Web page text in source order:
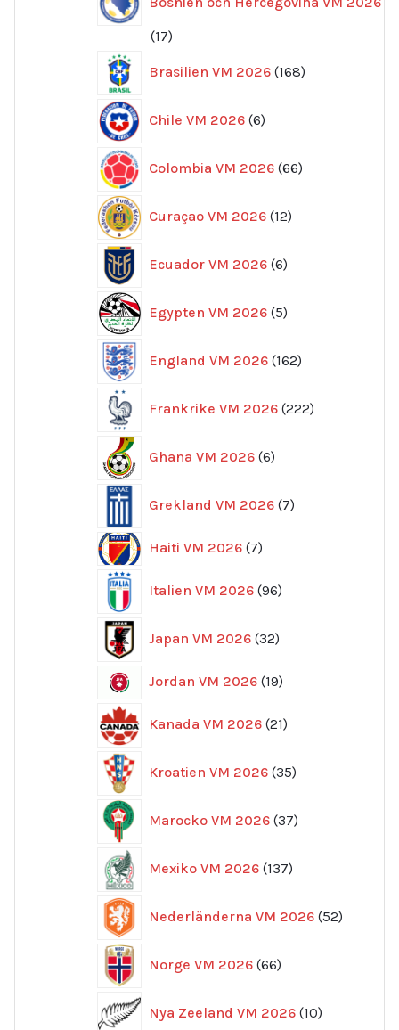
1717
Brasilien VM 2026 168
produkter
Chile VM 2026 6
produkter
Colombia VM 2026 66
produkter
Curaçao VM 2026 12
produkter
Ecuador VM 2026 6
produkter
Egypten VM 2026 5
produkter
England VM 2026 162
produkter
Frankrike VM 2026 222
produkter
Ghana VM 2026 6
produkter
Grekland VM 2026 7
produkter
Haiti VM 2026 77
Italien VM 2026 96
produkter
Japan VM 2026 32
produkter
Jordan VM 2026 1919
Kanada VM 2026 21
produkter
Kroatien VM 2026 35
produkter
Marocko VM 2026 37
produkter
Mexiko VM 2026 137
produkter
Nederländerna VM 2026 52
Norge VM 2026 66
produkter
Nya Zeeland VM 2026 10
produkter